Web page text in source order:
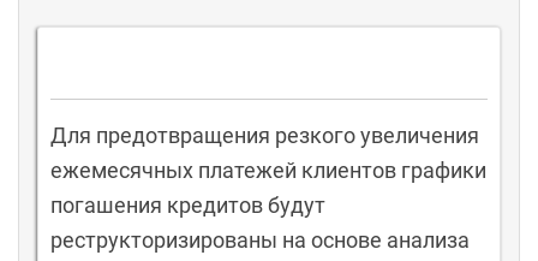
Для предотвращения резкого увеличения
ежемесячных платежей клиентов графики
погашения кредитов будут
реструкторизированы на основе анализа